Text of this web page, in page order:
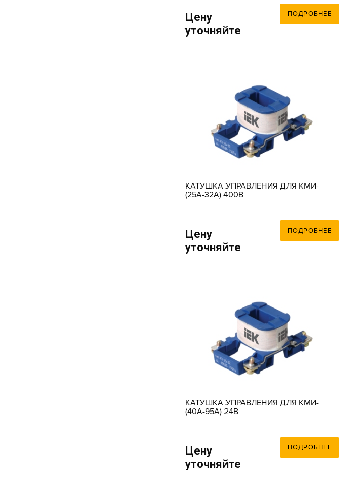
Цену
уточняйте
ПОДРОБНЕЕ
КАТУШКА УПРАВЛЕНИЯ ДЛЯ КМИ-
(25А-32А) 400В
Цену
уточняйте
ПОДРОБНЕЕ
КАТУШКА УПРАВЛЕНИЯ ДЛЯ КМИ-
(40А-95А) 24В
Цену
уточняйте
ПОДРОБНЕЕ